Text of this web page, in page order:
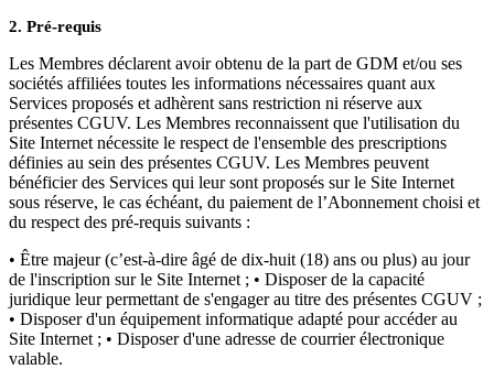
2. Pré-requis
Les Membres déclarent avoir obtenu de la part de GDM et/ou ses
sociétés affiliées toutes les informations nécessaires quant aux
Services proposés et adhèrent sans restriction ni réserve aux
présentes CGUV. Les Membres reconnaissent que l'utilisation du
Site Internet nécessite le respect de l'ensemble des prescriptions
définies au sein des présentes CGUV. Les Membres peuvent
bénéficier des Services qui leur sont proposés sur le Site Internet
sous réserve, le cas échéant, du paiement de l’Abonnement choisi et
du respect des pré-requis suivants :
• Être majeur (c’est-à-dire âgé de dix-huit (18) ans ou plus) au jour
de l'inscription sur le Site Internet ; • Disposer de la capacité
juridique leur permettant de s'engager au titre des présentes CGUV ;
• Disposer d'un équipement informatique adapté pour accéder au
Site Internet ; • Disposer d'une adresse de courrier électronique
valable.